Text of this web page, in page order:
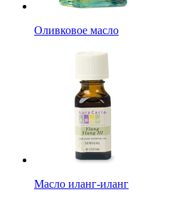
Оливковое масло
Масло иланг-иланг